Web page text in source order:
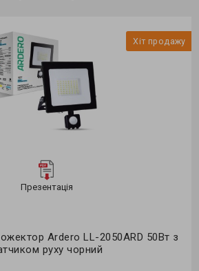
Хіт продажу
Презентація
Ardero LL-2050ARD 50Вт з
руху чорний